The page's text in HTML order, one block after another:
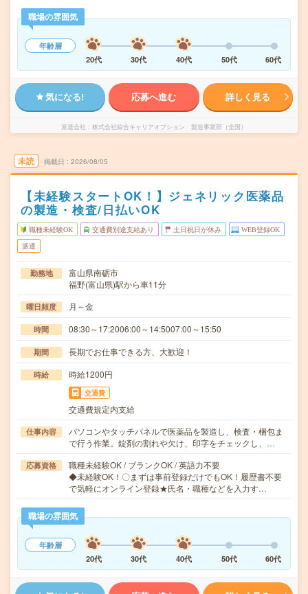
職場の雰囲気
年齢層
20代
30代 40代 50代 60代
気になる! 応募へ進む 詳しく見る
派遣会社 株式会社綜合キャリアオプション 製造事業部（全国）
未読 掲載日 2026/08/05
【未経験スタートOK！】ジェネリック医薬品
の製造・検査/日払いOK
職種未経験OK 交通費別途支給あり 土日祝日が休み WEB登録OK
派遣
勤務地
富山県南砺市
福野(富山県)駅から車11分
曜日頻度 月～金
時間 08:30～17:2006:00～14:5007:00～15:50
期間 長期でお仕事できる方、大歓迎！
時給 時給1200円
交通費
交通費規定内支給
仕事内容
パソコンやタッチパネルで医薬品を製造し、検査・梱包ま
で行う作業。錠剤の割れや欠け、印字をチェックし、…
応募資格
職種未経験OK / ブランクOK / 英語力不要
◆未経験OK！〇まずは事前登録だけでもOK！履歴書不要
で気軽にオンライン登録★氏名・職種などを入力す…
職場の雰囲気
年齢層
20代
30代 40代 50代 60代